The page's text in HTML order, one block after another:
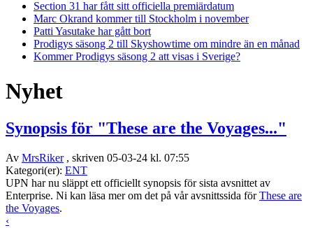
Section 31 har fått sitt officiella premiärdatum
Marc Okrand kommer till Stockholm i november
Patti Yasutake har gått bort
Prodigys säsong 2 till Skyshowtime om mindre än en månad
Kommer Prodigys säsong 2 att visas i Sverige?
Nyhet
Synopsis för "These are the Voyages..."
Av MrsRiker, skriven 05-03-24 kl. 07:55
Kategori(er): ENT
UPN har nu släppt ett officiellt synopsis för sista avsnittet av
Enterprise. Ni kan läsa mer om det på vår avsnittssida förThese are
the Voyages.
‹